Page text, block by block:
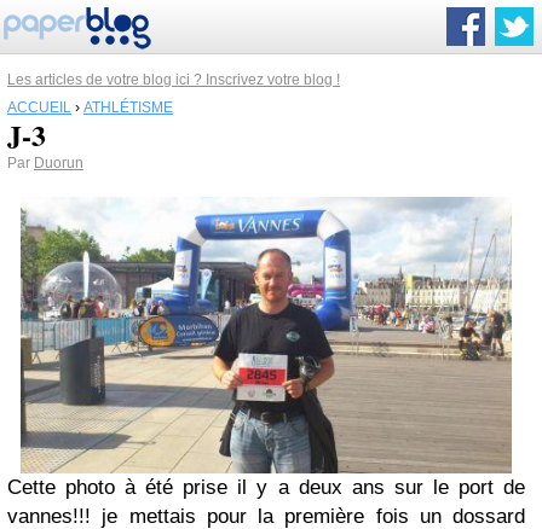
Les articles de votre blog ici ? Inscrivez votre blog !
ACCUEIL › ATHLÉTISME
J-3
Par Duorun
Cette photo à été prise il y a deux ans sur le port de
vannes!!! je mettais pour la première fois un dossard